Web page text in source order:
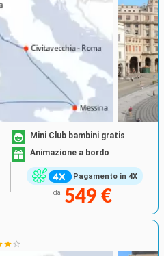
Pagamento in 4X
Mini Club bambini gratis
Animazione a bordo
da 549 €